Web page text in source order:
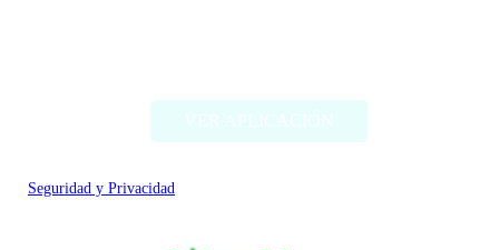
Seguridad y Privacidad